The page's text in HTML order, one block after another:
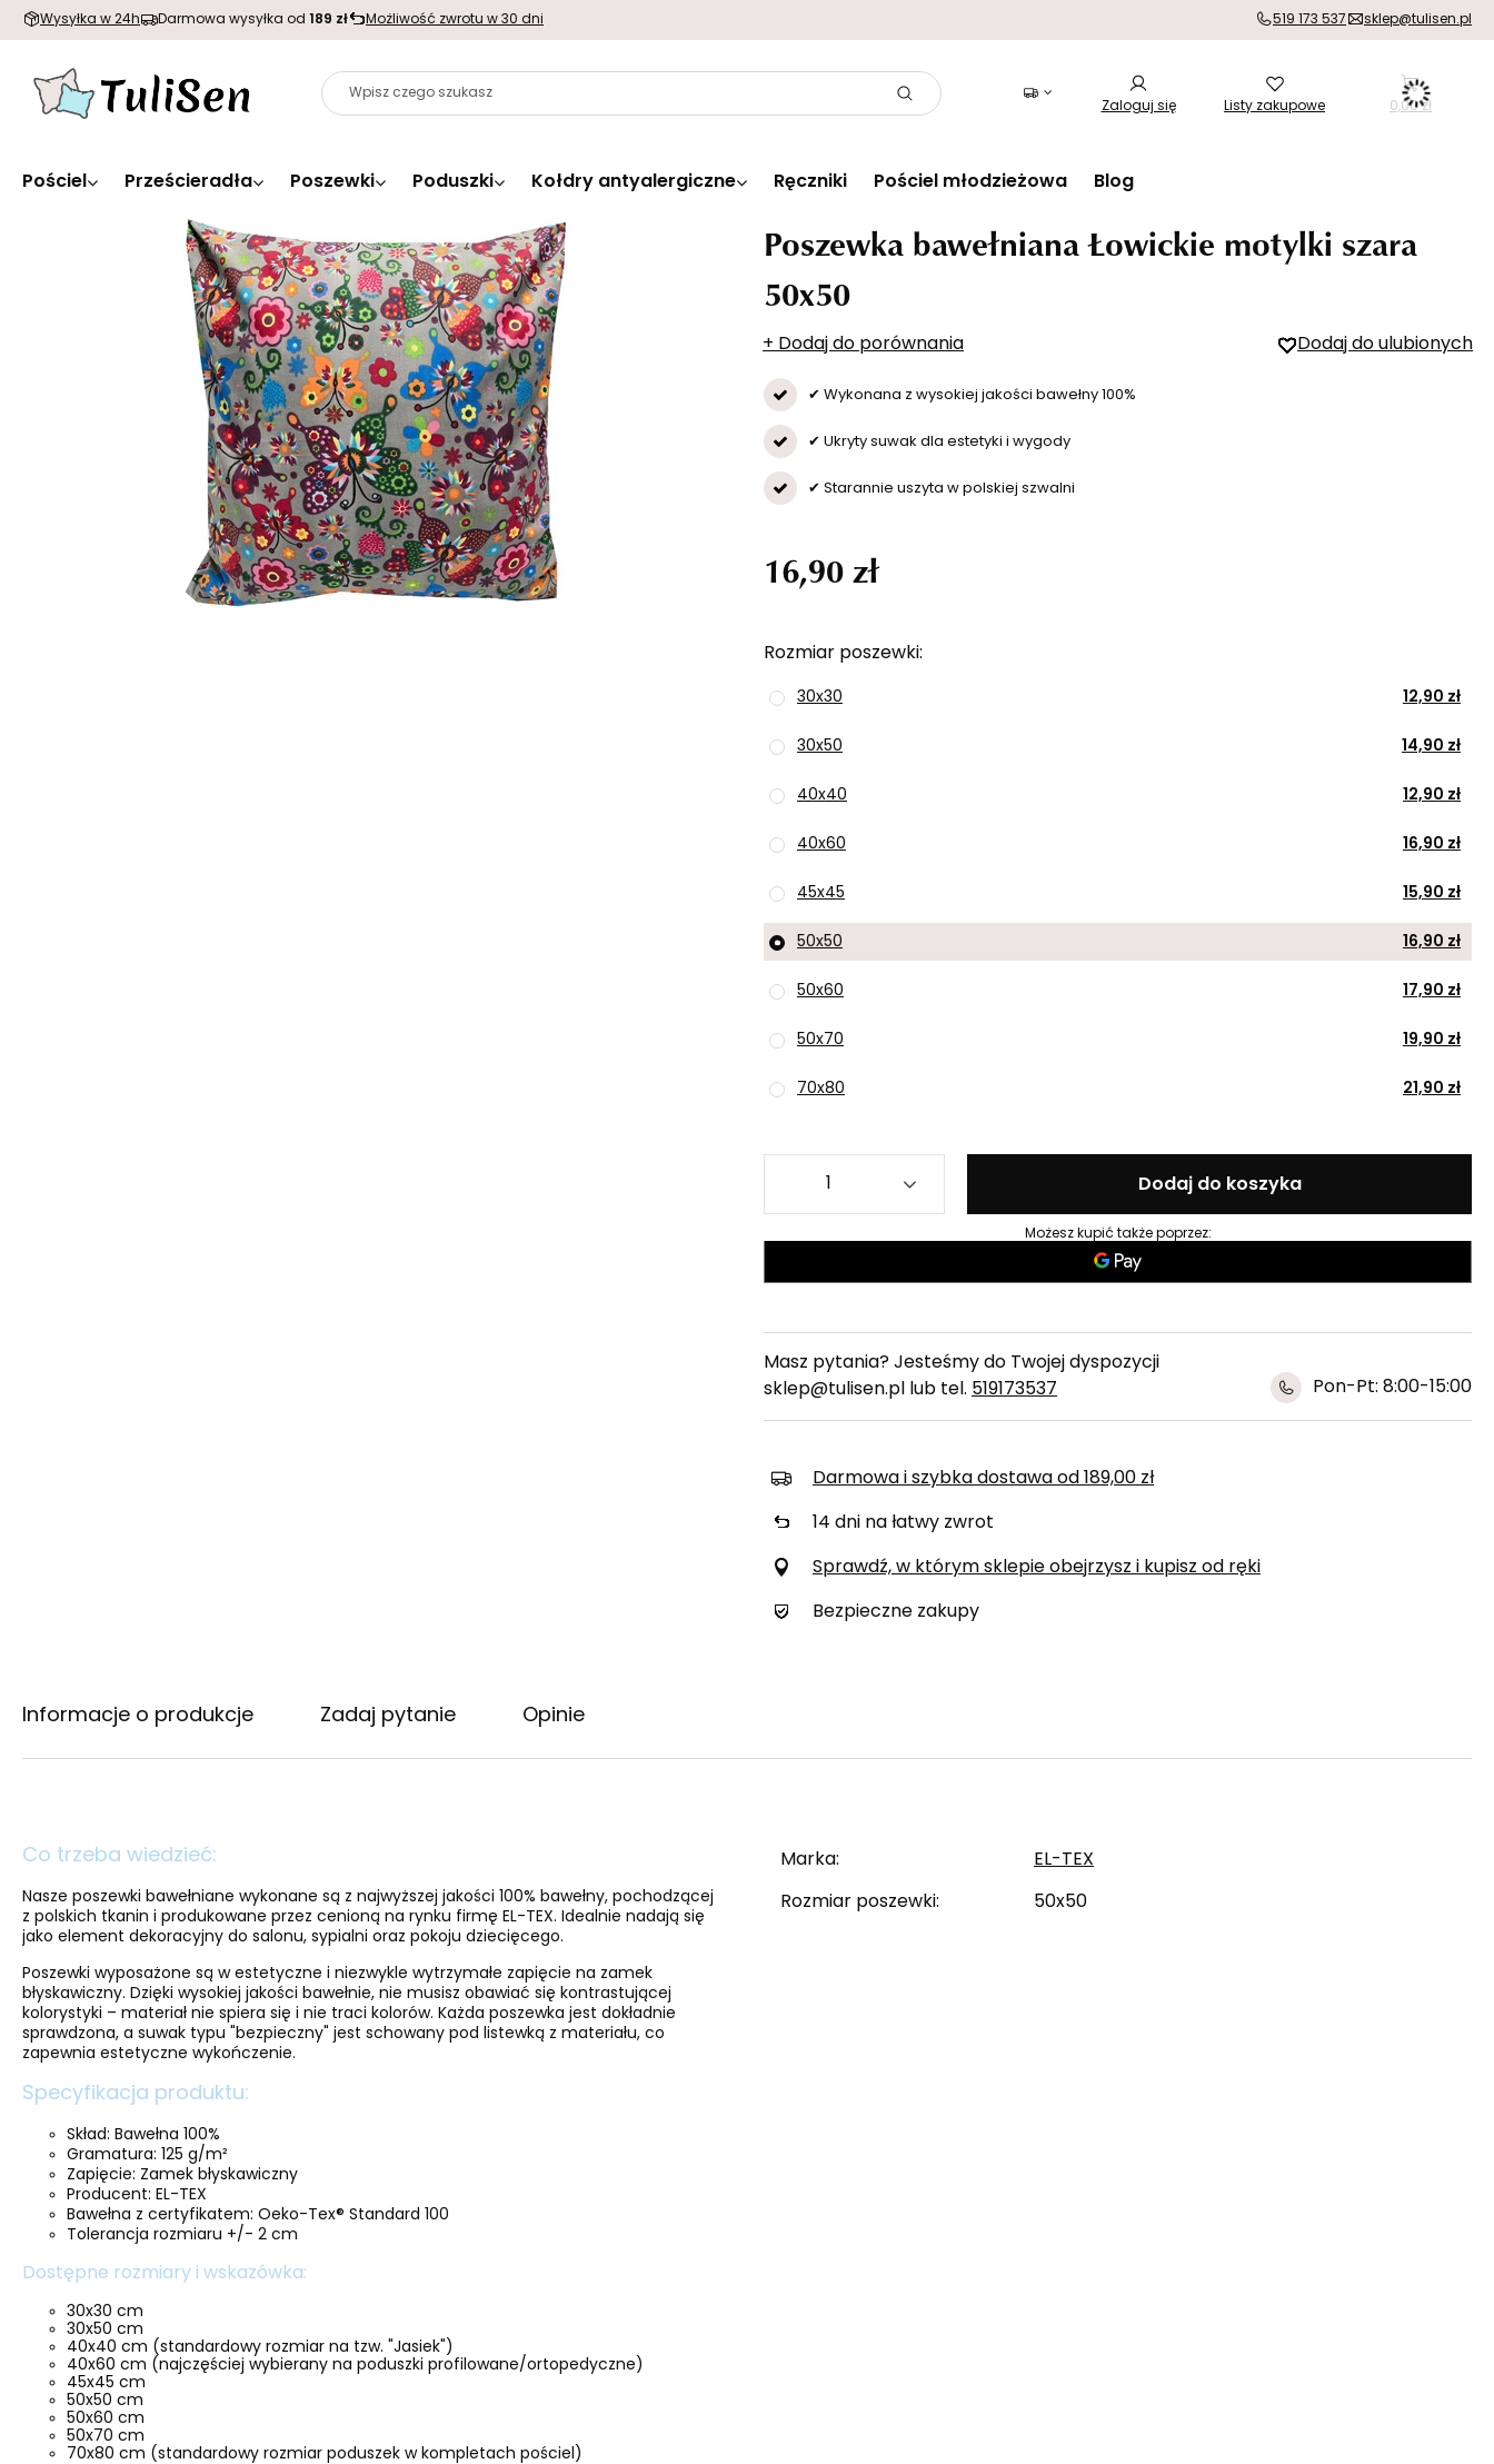
Wysyłka w 24h Darmowa wysyłka od 189 zł Możliwość zwrotu w 30 dni 519 173 537 sklep@tulisen.pl
Zaloguj się Listy zakupowe 0,00 zł
Pościel Prześcieradła Poszewki Poduszki Kołdry antyalergiczne Ręczniki Pościel młodzieżowa Blog
Poszewka bawełniana Łowickie motylki szara
50x50
+ Dodaj do porównania Dodaj do ulubionych
✔ Wykonana z wysokiej jakości bawełny 100%
✔ Ukryty suwak dla estetyki i wygody
✔ Starannie uszyta w polskiej szwalni
Rozmiar poszewki
30x30 12,90 zł
30x50 14,90 zł
40x40 12,90 zł
40x60 16,90 zł
45x45 15,90 zł
50x50 16,90 zł
50x60 17,90 zł
50x70 19,90 zł
70x80 21,90 zł
16,90 zł
Dodaj do koszyka
Możesz kupić także poprzez:
Masz pytania? Jesteśmy do Twojej dyspozycji
sklep@tulisen.pl lub tel. 519173537 Pon-Pt: 8:00-15:00
Darmowa i szybka dostawa od 189,00 zł
14 dni na łatwy zwrot
Sprawdź, w którym sklepie obejrzysz i kupisz od ręki
Bezpieczne zakupy
Informacje o produkcje Zadaj pytanie Opinie
Co trzeba wiedzieć:
Nasze poszewki bawełniane wykonane są z najwyższej jakości 100% bawełny, pochodzącej
z polskich tkanin i produkowane przez cenioną na rynku firmę EL-TEX. Idealnie nadają się
jako element dekoracyjny do salonu, sypialni oraz pokoju dziecięcego.
Poszewki wyposażone są w estetyczne i niezwykle wytrzymałe zapięcie na zamek
błyskawiczny. Dzięki wysokiej jakości bawełnie, nie musisz obawiać się kontrastującej
kolorystyki – materiał nie spiera się i nie traci kolorów. Każda poszewka jest dokładnie
sprawdzona, a suwak typu "bezpieczny" jest schowany pod listewką z materiału, co
zapewnia estetyczne wykończenie.
Specyfikacja produktu:
Skład: Bawełna 100%
Gramatura: 125 g/m²
Zapięcie: Zamek błyskawiczny
Producent: EL-TEX
Bawełna z certyfikatem: Oeko-Tex® Standard 100
Tolerancja rozmiaru +/- 2 cm
Dostępne rozmiary i wskazówka:
30x30 cm
30x50 cm
40x40 cm (standardowy rozmiar na tzw. "Jasiek")
40x60 cm (najczęściej wybierany na poduszki profilowane/ortopedyczne)
45x45 cm
50x50 cm
50x60 cm
50x70 cm
70x80 cm (standardowy rozmiar poduszek w kompletach pościel)
Marka EL-TEX
Rozmiar poszewki 50x50